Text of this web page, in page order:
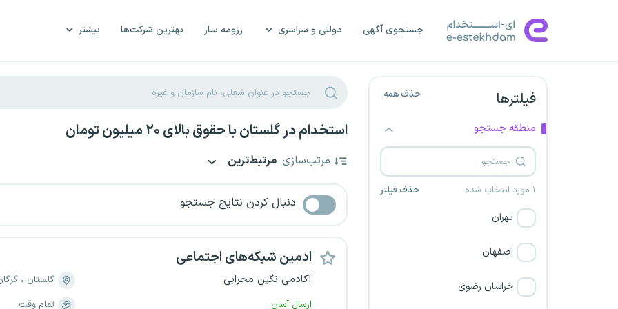
جستجوی آگهی دولتی و سراسری رزومه ساز بهترین شرکت‌ها بیشتر
فیلترها حذف همه
منطقه جستجو
۱ مورد انتخاب شده حذف فیلتر
تهران
اصفهان
خراسان رضوی
استخدام در گلستان با حقوق بالای ۲۰ میلیون تومان
مرتب‌سازی مرتبط‌ترین
دنبال کردن نتایج جستجو
ادمین شبکه‌های اجتماعی
آکادمی نگین محرابی
ارسال آسان
گلستان
تمام وقت